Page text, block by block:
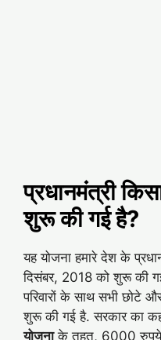
प्रधानमंत्री
शुरू की गई है?
यह योजना हमारे देश के प्रधान
दिसंबर, 2018 को शुरू की
परिवारों के साथ सभी छोटे
शुरू की गई है. सरकार का
योजनाके तहत, 6000 रुपये